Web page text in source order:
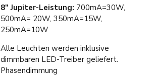
8″ Jupiter-Leistung: 700mA=30W,
500mA= 20W, 350mA=15W,
250mA=10W
Alle Leuchten werden inklusive
dimmbaren LED-Treiber geliefert.
Phasendimmung